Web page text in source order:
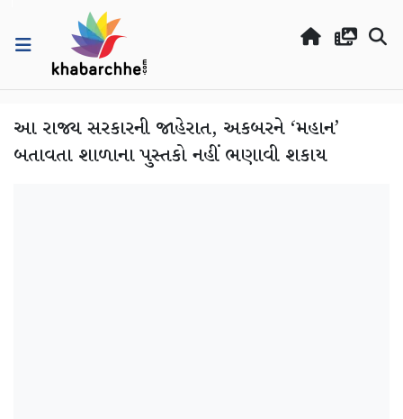
આ રાજ્ય સરકારની જાહેરાત, અકબરને ‘મહાન’
બતાવતા શાળાના પુસ્તકો નહીં ભણાવી શકાય